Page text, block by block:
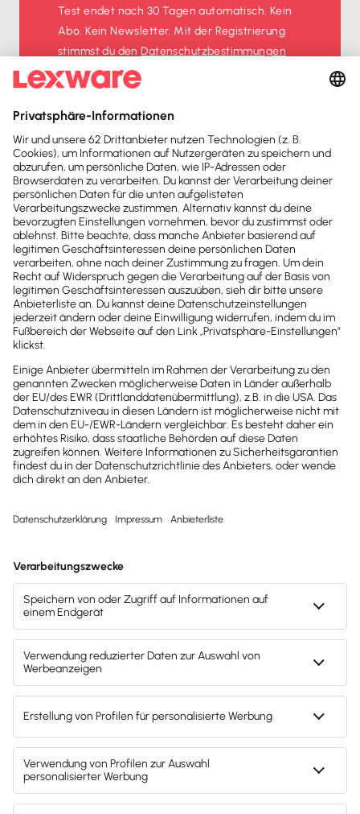
Test endet nach 30 Tagen automatisch. Kein
Abo. Kein Newsletter. Mit der Registrierung
stimmst du denDatenschutz­bestimmungen
und denAGBzu.
Sofort50%
Newsletter
Brandheiße
News direkt in
dein Postfach
wichtige News zu
Gesetzesänderungen,
hilfreiche Praxis-Tipps und
kostenlose Tools für
Unternehmen erhalten?
Dann abonniere unseren
Mach's dir leicht und gib deinem Business den
entscheidenden Push – mit unserer Software für
Buchhaltung & Lohn.
Lösungen